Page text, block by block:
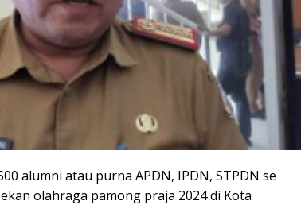
alumni atau purna APDN, IPDN, STPDN se
olahraga pamong praja 2024 di Kota